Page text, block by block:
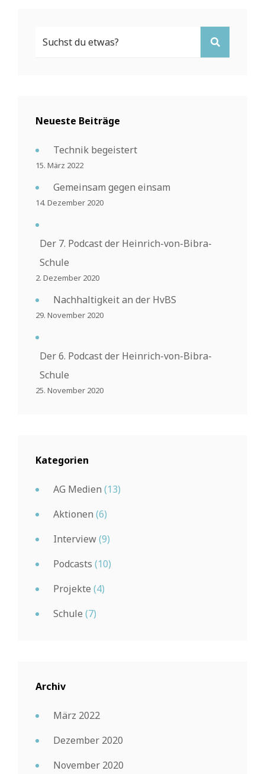
SEARCH
Neueste Beiträge
Technik begeistert
15. März 2022
Gemeinsam gegen einsam
14. Dezember 2020
Der 7. Podcast der Heinrich-von-Bibra-
Schule
2. Dezember 2020
Nachhaltigkeit an der HvBS
29. November 2020
Der 6. Podcast der Heinrich-von-Bibra-
Schule
25. November 2020
Kategorien
AG Medien (13)
Aktionen (6)
Interview(9)
Podcasts (10)
Projekte (4)
Schule (7)
Archiv
März 2022
Dezember 2020
November 2020